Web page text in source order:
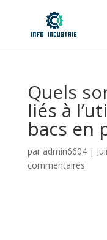
Quels
liés à
bacs en
par admin6604|
commentaires